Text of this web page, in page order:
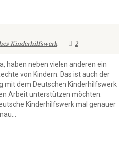
Kinderhilfswerk 2
haben neben vielen anderen ein
von Kindern. Das ist auch der
mit dem Deutschen Kinderhilfswerk
Arbeit unterstützen möchten.
Kinderhilfswerk mal genauer